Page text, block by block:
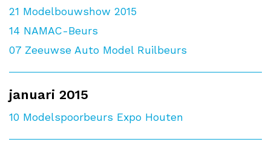
21 Modelbouwshow 2015
14 NAMAC-Beurs
07 Zeeuwse Auto Model Ruilbeurs
januari 2015
10 Modelspoorbeurs Expo Houten